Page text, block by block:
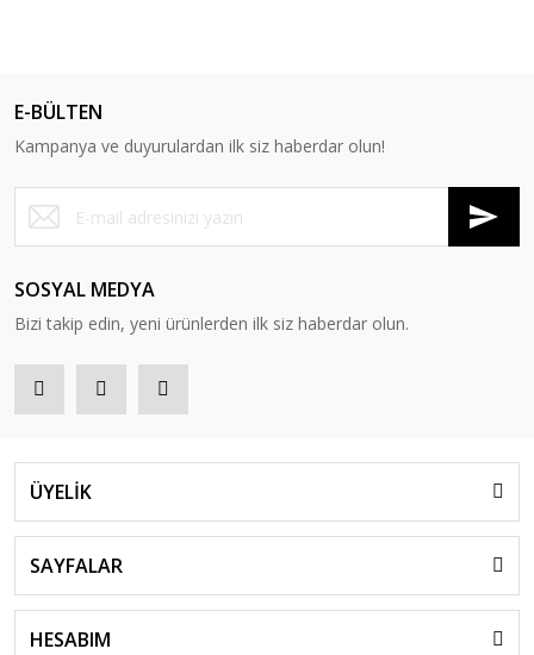
E-BÜLTEN
Kampanya ve duyurulardan ilk siz haberdar olun!
SOSYAL MEDYA
Bizi takip edin, yeni ürünlerden ilk siz haberdar olun.
ÜYELİK
SAYFALAR
HESABIM